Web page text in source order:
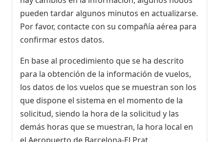
pueden tardar algunos minutos en actualizarse.
Por favor, contacte con su compañía aérea para
confirmar estos datos.
En base al procedimiento que se ha descrito
para la obtención de la información de vuelos,
los datos de los vuelos que se muestran son los
que dispone el sistema en el momento de la
solicitud, siendo la hora de la solicitud y las
demás horas que se muestran, la hora local en